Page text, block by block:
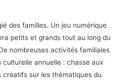
des familles. Un jeu numérique
petits et grands tout au long du
nombreuses activités familiales
annuelle : chasse aux
sur les thématiques du